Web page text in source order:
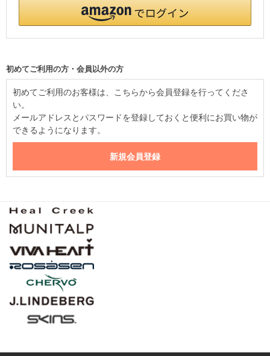
初めてご利用の方・会員以外の方
初めてご利用のお客様は、こちらから会員登録を行ってくださ
い。
メールアドレスとパスワードを登録しておくと便利にお買い物が
できるようになります。